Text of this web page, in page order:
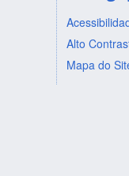
Alto
Mapa do